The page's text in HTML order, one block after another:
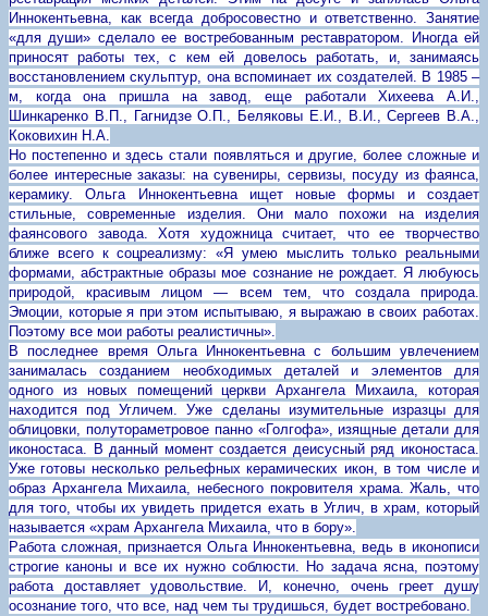
Иннокентьевна, как всегда добросовестно и ответственно. Занятие
«для души» сделало ее востребованным реставратором. Иногда ей
приносят работы тех, с кем ей довелось работать, и, занимаясь
восстановлением скульптур, она вспоминает их создателей. В 1985 –
м, когда она пришла на завод, еще работали Хихеева А.И.,
Шинкаренко В.П., Гагнидзе О.П., Беляковы Е.И., В.И., Сергеев В.А.,
Коковихин Н.А.
Но постепенно и здесь стали появляться и другие, более сложные и
более интересные заказы: на сувениры, сервизы, посуду из фаянса,
керамику. Ольга Иннокентьевна ищет новые формы и создает
стильные, современные изделия. Они мало похожи на изделия
фаянсового завода. Хотя художница считает, что ее творчество
ближе всего к соцреализму: «Я умею мыслить только реальными
формами, абстрактные образы мое сознание не рождает. Я любуюсь
природой, красивым лицом — всем тем, что создала природа.
Эмоции, которые я при этом испытываю, я выражаю в своих работах.
Поэтому все мои работы реалистичны».
В последнее время Ольга Иннокентьевна с большим увлечением
занималась созданием необходимых деталей и элементов для
одного из новых помещений церкви Архангела Михаила, которая
находится под Угличем. Уже сделаны изумительные изразцы для
облицовки, полутораметровое панно «Голгофа», изящные детали для
иконостаса. В данный момент создается деисусный ряд иконостаса.
Уже готовы несколько рельефных керамических икон, в том числе и
образ Архангела Михаила, небесного покровителя храма. Жаль, что
для того, чтобы их увидеть придется ехать в Углич, в храм, который
называется «храм Архангела Михаила, что в бору».
Работа сложная, признается Ольга Иннокентьевна, ведь в иконописи
строгие каноны и все их нужно соблюсти. Но задача ясна, поэтому
работа доставляет удовольствие. И, конечно, очень греет душу
осознание того, что все, над чем ты трудишься, будет востребовано.